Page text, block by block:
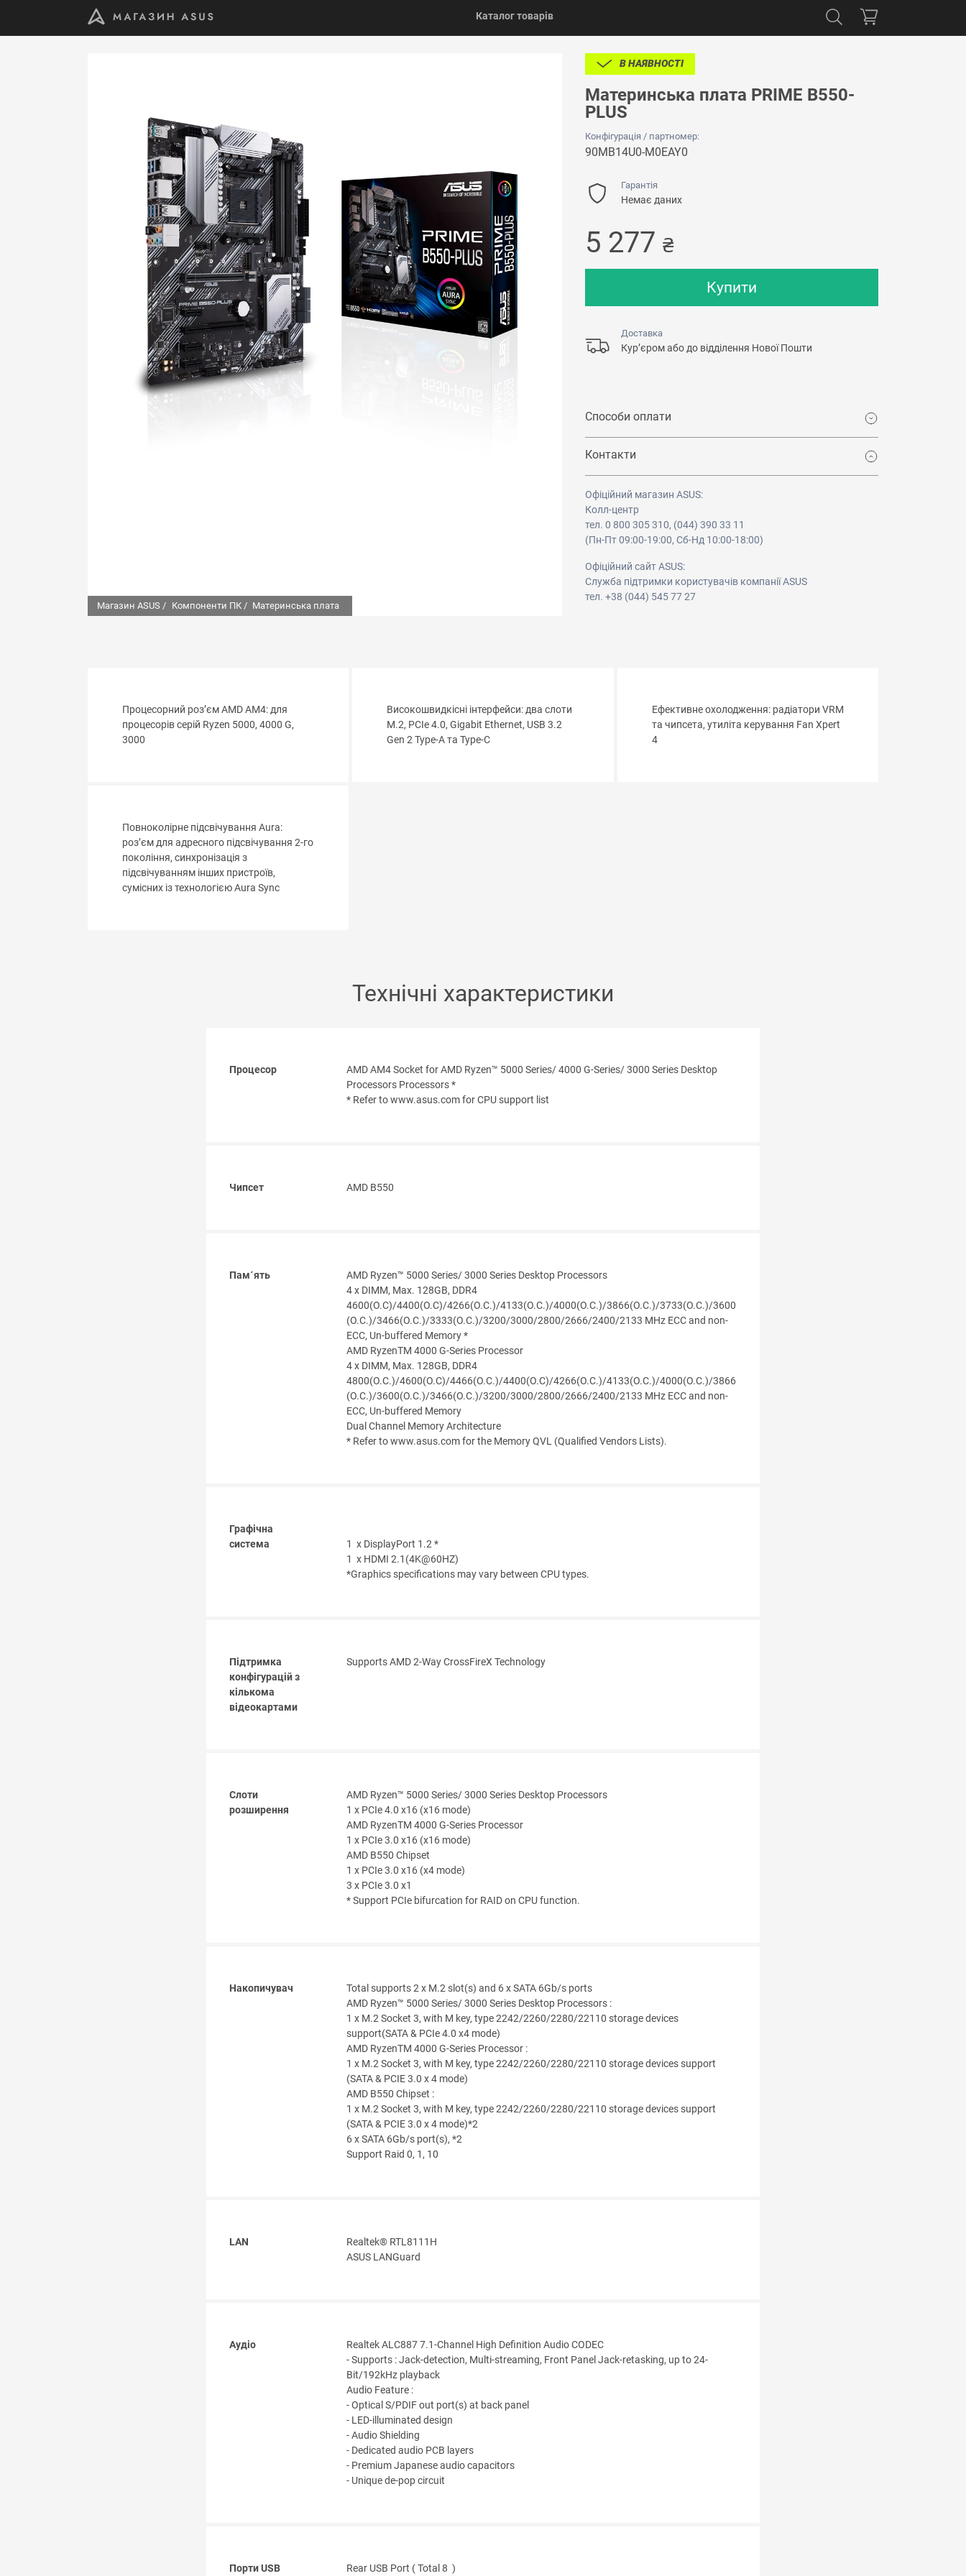
Каталог товарів
Магазин ASUS / Компоненти ПК / Материнська плата
В НАЯВНОСТІ
Материнська плата PRIME B550-
PLUS
Конфігурація / партномер:
90MB14U0-M0EAY0
Гарантія
Немає даних
5 277 ₴
Купити
Доставка
Кур’єром або до відділення Нової Пошти
Способи оплати
Контакти
Офіційний магазин ASUS:
Колл-центр
тел. 0 800 305 310, (044) 390 33 11
(Пн-Пт 09:00-19:00, Сб-Нд 10:00-18:00)
Офіційний сайт ASUS:
Служба підтримки користувачів компанії ASUS
тел. +38 (044) 545 77 27
Процесорний роз’єм AMD AM4: для
процесорів серій Ryzen 5000, 4000 G,
3000
Високошвидкісні інтерфейси: два слоти
M.2, PCIe 4.0, Gigabit Ethernet, USB 3.2
Gen 2 Type-A та Type-C
Ефективне охолодження: радіатори VRM
та чипсета, утиліта керування Fan Xpert
4
Повноколірне підсвічування Aura:
роз’єм для адресного підсвічування 2-го
покоління, синхронізація з
підсвічуванням інших пристроїв,
сумісних із технологією Aura Sync
Технічні характеристики
Процесор
AMD AM4 Socket for AMD Ryzen™ 5000 Series/ 4000 G-Series/ 3000 Series Desktop
Processors Processors *
* Refer to www.asus.com for CPU support list
Чипсет AMD B550
Пам´ять
AMD Ryzen™ 5000 Series/ 3000 Series Desktop Processors
4 x DIMM, Max. 128GB, DDR4
4600(O.C)/4400(O.C)/4266(O.C.)/4133(O.C.)/4000(O.C.)/3866(O.C.)/3733(O.C.)/3600
(O.C.)/3466(O.C.)/3333(O.C.)/3200/3000/2800/2666/2400/2133 MHz ECC and non-
ECC, Un-buffered Memory *
AMD RyzenTM 4000 G-Series Processor
4 x DIMM, Max. 128GB, DDR4
4800(O.C.)/4600(O.C)/4466(O.C.)/4400(O.C)/4266(O.C.)/4133(O.C.)/4000(O.C.)/3866
(O.C.)/3600(O.C.)/3466(O.C.)/3200/3000/2800/2666/2400/2133 MHz ECC and non-
ECC, Un-buffered Memory
Dual Channel Memory Architecture
* Refer to www.asus.com for the Memory QVL (Qualified Vendors Lists).
Графічна
система
1 x DisplayPort 1.2 *
1 x HDMI 2.1(4K@60HZ)
*Graphics specifications may vary between CPU types.
Підтримка
конфігурацій з
кількома
відеокартами
Supports AMD 2-Way CrossFireX Technology
Слоти
розширення
AMD Ryzen™ 5000 Series/ 3000 Series Desktop Processors
1 x PCIe 4.0 x16 (x16 mode)
AMD RyzenTM 4000 G-Series Processor
1 x PCIe 3.0 x16 (x16 mode)
AMD B550 Chipset
1 x PCIe 3.0 x16 (x4 mode)
3 x PCIe 3.0 x1
* Support PCIe bifurcation for RAID on CPU function.
Накопичувач
Total supports 2 x M.2 slot(s) and 6 x SATA 6Gb/s ports
AMD Ryzen™ 5000 Series/ 3000 Series Desktop Processors :
1 x M.2 Socket 3, with M key, type 2242/2260/2280/22110 storage devices
support(SATA & PCIe 4.0 x4 mode)
AMD RyzenTM 4000 G-Series Processor :
1 x M.2 Socket 3, with M key, type 2242/2260/2280/22110 storage devices support
(SATA & PCIE 3.0 x 4 mode)
AMD B550 Chipset :
1 x M.2 Socket 3, with M key, type 2242/2260/2280/22110 storage devices support
(SATA & PCIE 3.0 x 4 mode)*2
6 x SATA 6Gb/s port(s), *2
Support Raid 0, 1, 10
LAN
Realtek® RTL8111H
ASUS LANGuard
Аудіо
Realtek ALC887 7.1-Channel High Definition Audio CODEC
- Supports : Jack-detection, Multi-streaming, Front Panel Jack-retasking, up to 24-
Bit/192kHz playback
Audio Feature :
- Optical S/PDIF out port(s) at back panel
- LED-illuminated design
- Audio Shielding
- Dedicated audio PCB layers
- Premium Japanese audio capacitors
- Unique de-pop circuit
Порти USB Rear USB Port ( Total 8 )